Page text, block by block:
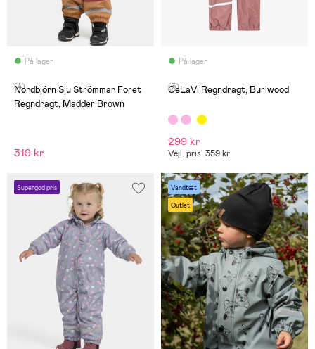
På lager
(4)
Nordbjörn Sju Strömmar Foret
Regndragt, Madder Brown
319 kr
På lager
(3)
CeLaVi Regndragt, Burlwood
299 kr
Vejl. pris: 359 kr
Supergod pris Vandtæt
Outlet